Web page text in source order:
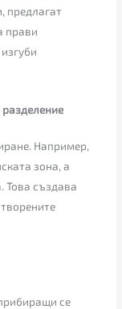
предлагат
прави
Например,
зона, а
Това създава
се